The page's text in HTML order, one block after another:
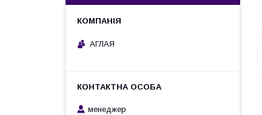
АГЛАЯ
менеджер